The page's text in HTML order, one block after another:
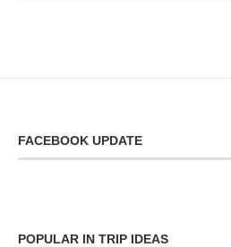
FACEBOOK UPDATE
POPULAR IN TRIP IDEAS